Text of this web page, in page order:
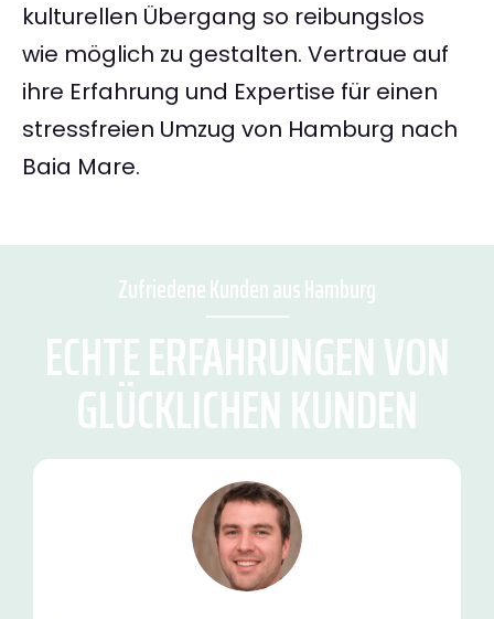
kulturellen Übergang so reibungslos
wie möglich zu gestalten. Vertraue auf
ihre Erfahrung und Expertise für einen
stressfreien Umzug von Hamburg nach
Baia Mare.
Zufriedene Kunden aus Hamburg
ECHTE ERFAHRUNGEN VON
GLÜCKLICHEN KUNDEN